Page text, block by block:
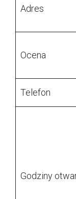
Adres
Ocena
Telefon
Godziny